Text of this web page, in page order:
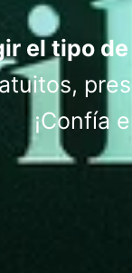
el tipo
¡Confía